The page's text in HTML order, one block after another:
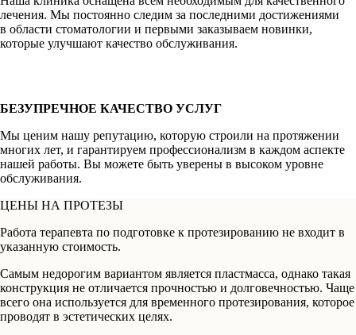
лечения. Мы постоянно следим за последними достижениями
в области стоматологии и первыми заказываем новинки,
которые улучшают качество обслуживания.
БЕЗУПРЕЧНОЕ КАЧЕСТВО УСЛУГ
Мы ценим нашу репутацию, которую строили на протяжении
многих лет, и гарантируем профессионализм в каждом аспекте
нашей работы. Вы можете быть уверены в высоком уровне
обслуживания.
ЦЕНЫ НА ПРОТЕЗЫ
Работа терапевта по подготовке к протезированию не входит в
указанную стоимость.
Самым недорогим вариантом является пластмасса, однако такая
конструкция не отличается прочностью и долговечностью. Чаще
всего она используется для временного протезирования, которое
проводят в эстетических целях.